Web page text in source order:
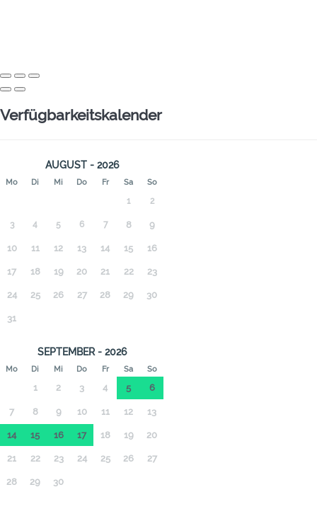
Verfügbarkeitskalender
AUGUST - 2026
Mo Di Mi Do Fr Sa So
1 2
3 4 5 6 7 8 9
10 11 12 13 14 15 16
17 18 19 20 21 22 23
24 25 26 27 28 29 30
31
SEPTEMBER - 2026
Mo Di Mi Do Fr Sa So
1 2 3 4 5 6
7 8 9 10 11 12 13
14 15 16 17 18 19 20
21 22 23 24 25 26 27
28 29 30